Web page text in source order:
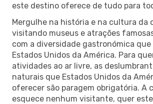
este destino oferece de tudo para
Mergulhe na história e na cultura da
visitando museus e atrações
com a diversidade gastronómica
Estados Unidos da América. Para
atividades ao ar livre, as
naturais que Estados Unidos da
oferecer são paragem obrigatória. A
esquece nenhum visitante, quer